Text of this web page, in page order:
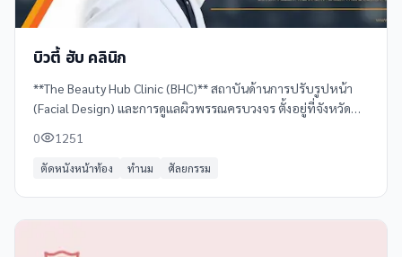
บิวตี้ ฮับ คลินิก
**The Beauty Hub Clinic (BHC)** สถาบันด้านการปรับรูปหน้า
(Facial Design) และการดูแลผิวพรรณครบวงจร ตั้งอยู่ที่จังหวัด
เทคโนโลยีที่ทันสมัย
0 1251
ตัดหนังหน้าท้อง ทำนม ศัลยกรรม